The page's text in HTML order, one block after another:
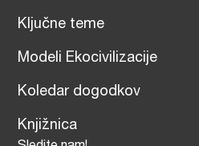
Ključne teme
Modeli Ekocivilizacije
Koledar dogodkov
Knjižnica